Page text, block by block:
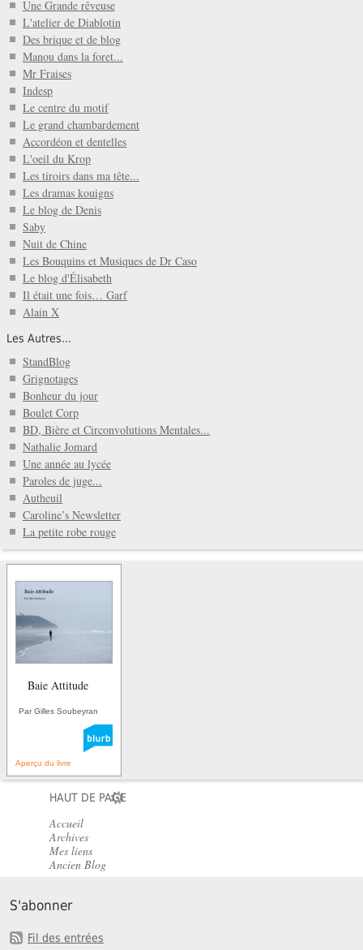
Une Grande rêveuse
L'atelier de Diablotin
Des brique et de blog
Manou dans la foret...
Mr Fraises
Indesp
Le centre du motif
Le grand chambardement
Accordéon et dentelles
L'oeil du Krop
Les tiroirs dans ma tête...
Les dramas kouigns
Le blog de Denis
Saby
Nuit de Chine
Les Bouquins et Musiques de Dr Caso
Le blog d'Élisabeth
Il était une fois… Garf
Alain X
Les Autres...
StandBlog
Grignotages
Bonheur du jour
Boulet Corp
BD, Bière et Circonvolutions Mentales...
Nathalie Jomard
Une année au lycée
Paroles de juge...
Autheuil
Caroline’s Newsletter
La petite robe rouge
Baie Attitude
Par Gilles Soubeyran
Aperçu du livre
HAUT DE PAGE
Accueil
Archives
Mes liens
Ancien Blog
S'abonner
Fil des entrées